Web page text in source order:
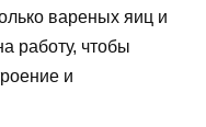
вареных яиц и
работу, чтобы
и